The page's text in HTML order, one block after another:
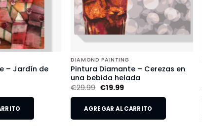
– Jardín de
DIAMOND PAINTING
Pintura Diamante – Cerezas en
una bebida helada
€29.99 €19.99
AGREGAR AL CARRITO